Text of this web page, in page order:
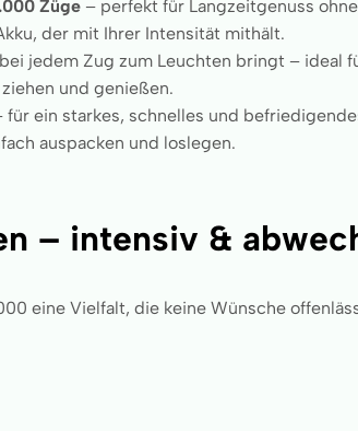
Züge – perfekt für Langzeitgenuss
der mit Ihrer Intensität mithält.
jedem Zug zum Leuchten bringt – ideal
und genießen.
ein starkes, schnelles und
auspacken und loslegen.
– intensiv &
eine Vielfalt, die keine Wünsche